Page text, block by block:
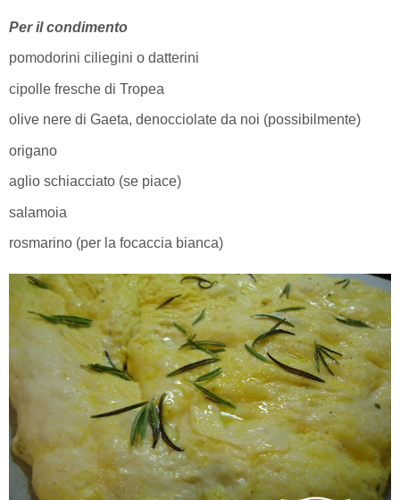
Per il condimento
pomodorini ciliegini o datterini
cipolle fresche di Tropea
olive nere di Gaeta, denocciolate da noi (possibilmente)
origano
aglio schiacciato (se piace)
salamoia
rosmarino (per la focaccia bianca)